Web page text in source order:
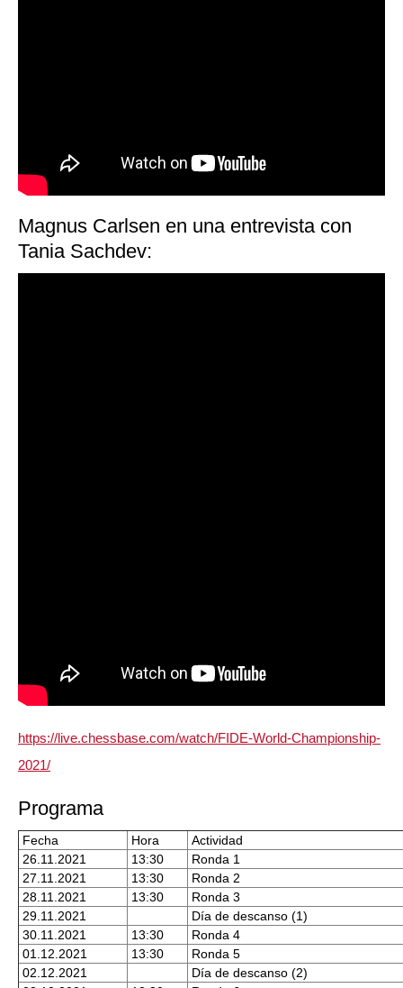
Magnus Carlsen en una entrevista con
Tania Sachdev:
https://live.chessbase.com/watch/FIDE-World-Championship-
2021/
Programa
Fecha Hora
Actividad
26.11.2021
13:30
Ronda 1
27.11.2021
13:30
Ronda 2
28.11.2021
13:30
Ronda 3
29.11.2021
Día de descanso (1)
30.11.2021
13:30
Ronda 4
01.12.2021
13:30
Ronda 5
02.12.2021
Día de descanso (2)